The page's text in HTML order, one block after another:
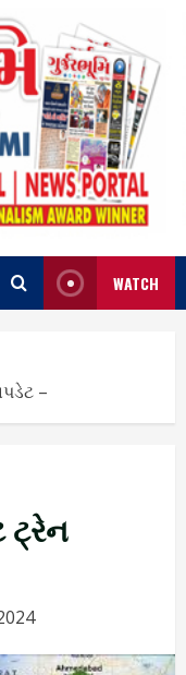
WATCH
–
ટ્રેન